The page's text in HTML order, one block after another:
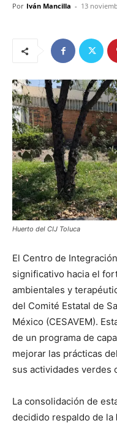
Por Iván Mancilla - 13
Huerto del CIJ Toluca
El Centro de
significativo hacia el
ambientales y
del Comité Estatal de
México (CESAVEM).
de un programa de
mejorar las prácticas
sus actividades verdes
La consolidación de
decidido respaldo de la